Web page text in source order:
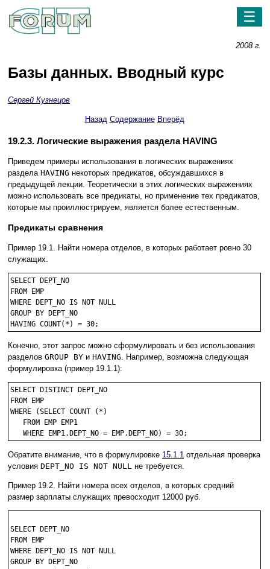
☰
2008 г.
Базы данных. Вводный курс
Сергей Кузнецов
Назад Содержание Вперёд
19.2.3. Логические выражения раздела HAVING
Приведем примеры использования в логических выражениях
раздела HAVING некоторых предикатов, обсуждавшихся в
предыдущей лекции. Теоретически в этих логических выражениях
можно использовать все предикаты, но применение тех предикатов,
которые мы проиллюстрируем, является более естественным.
Предикаты сравнения
Пример 19.1. Найти номера отделов, в которых работает ровно 30
служащих.
SELECT DEPT_NO
FROM EMP
WHERE DEPT_NO IS NOT NULL
GROUP BY DEPT_NO
Конечно, этот запрос можно сформулировать и без использования
разделов GROUP BY и HAVING. Например, возможна следующая
формулировка (пример 19.1.1):
SELECT DISTINCT DEPT_NO
FROM EMP
WHERE (SELECT COUNT (*)
   FROM EMP EMP1
Обратите внимание, что в формулировке 15.1.1 отдельная проверка
условия DEPT_NO IS NOT NULL не требуется.
Пример 19.2. Найти номера всех отделов, в которых средний
размер зарплаты служащих превосходит 12000 руб.
SELECT DEPT_NO
FROM EMP
WHERE DEPT_NO IS NOT NULL
GROUP BY DEPT_NO